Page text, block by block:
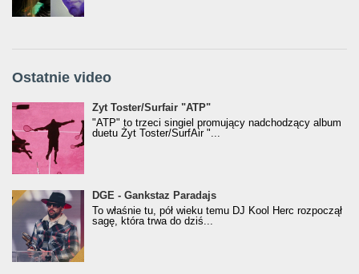
Ostatnie video
Żyt Toster/SurfAir - ATP VIDEO
Żyt Toster/Surfair "ATP"
"ATP" to trzeci singiel promujący nadchodzący album
duetu Żyt Toster/SurfAir "...
donGURALesko z nagrodą za
Klasyczny/Trueschoolowy Album Roku
(Popkillery 2023)
DGE - Gankstaz Paradajs
To właśnie tu, pół wieku temu DJ Kool Herc rozpoczął
sagę, która trwa do dziś...